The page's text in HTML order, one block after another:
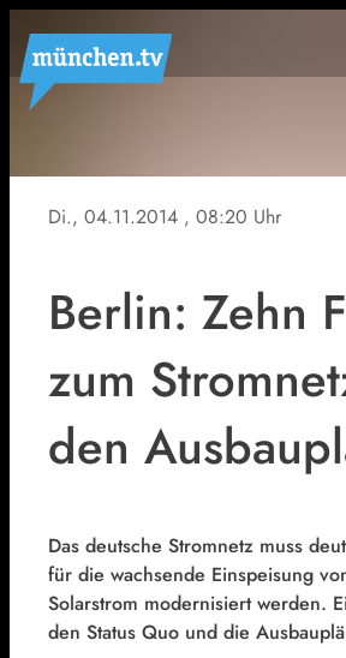
Gibt es bald
die
Verbraucher?
Di., 04.11.2014 , 08:20 Uhr
Berlin: Zehn
zum
den
Das deutsche Stromnetz muss
für die wachsende Einspeisung
Solarstrom modernisiert werden.
den Status Quo und die